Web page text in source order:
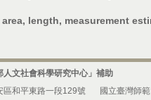
area, length, measurement
人文社會科學研究中心」補助
區和平東路一段129號
國立臺灣師